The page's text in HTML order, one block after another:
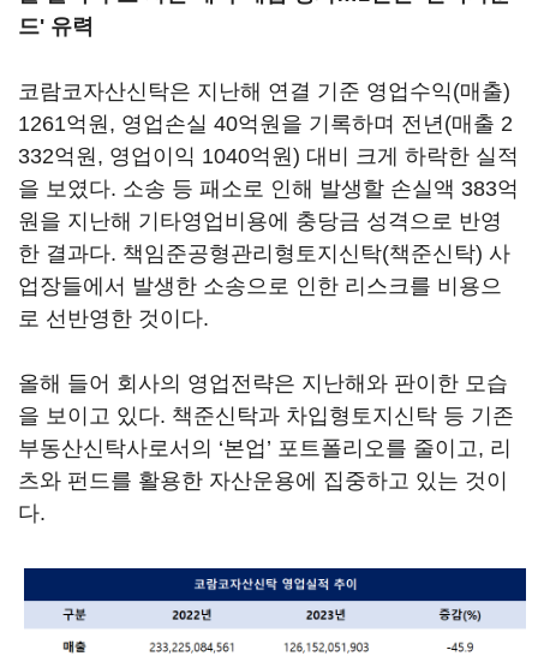
드' 유력
코람코자산신탁은 지난해 연결 기준 영업수익(매출)
1261억원, 영업손실 40억원을 기록하며 전년(매출 2
332억원, 영업이익 1040억원) 대비 크게 하락한 실적
을 보였다. 소송 등 패소로 인해 발생할 손실액 383억
원을 지난해 기타영업비용에 충당금 성격으로 반영
한 결과다. 책임준공형관리형토지신탁(책준신탁) 사
업장들에서 발생한 소송으로 인한 리스크를 비용으
로 선반영한 것이다.
올해 들어 회사의 영업전략은 지난해와 판이한 모습
을 보이고 있다. 책준신탁과 차입형토지신탁 등 기존
부동산신탁사로서의 ‘본업’ 포트폴리오를 줄이고, 리
츠와 펀드를 활용한 자산운용에 집중하고 있는 것이
다.